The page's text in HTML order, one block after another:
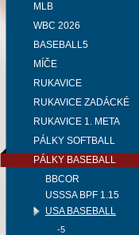
MLB
WBC 2026
BASEBALL5
MÍČE
RUKAVICE
RUKAVICE ZADÁCKÉ
RUKAVICE 1. META
PÁLKY SOFTBALL
PÁLKY BASEBALL
BBCOR
USSSA BPF 1.15
USA BASEBALL
-5